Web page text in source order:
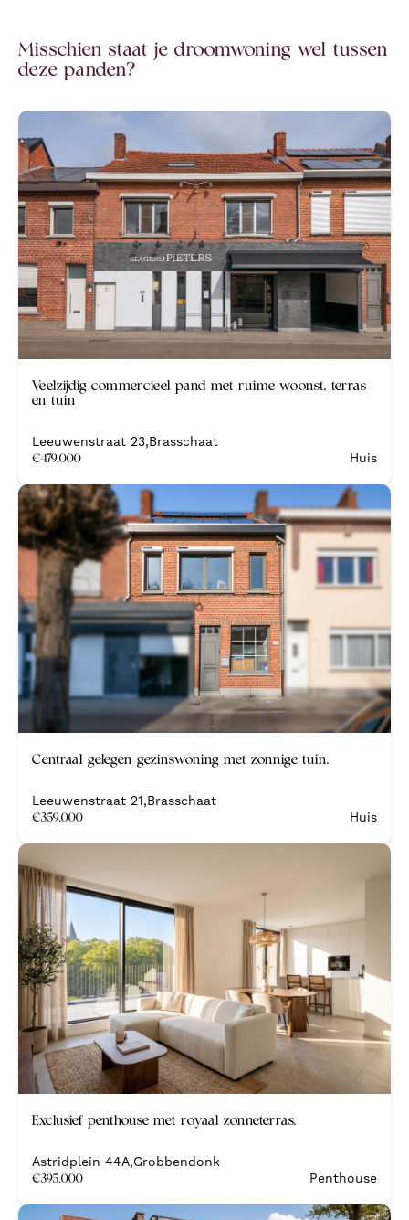
Misschien staat je droomwoning wel tussen
deze panden?
Veelzijdig commercieel pand met ruime woonst, terras
en tuin
Leeuwenstraat 23,Brasschaat
€479.000 Huis
Centraal gelegen gezinswoning met zonnige tuin.
Leeuwenstraat 21,Brasschaat
€359.000 Huis
Nieuwbouw
Exclusief penthouse met royaal zonneterras.
Astridplein 44A,Grobbendonk
€395.000 Penthouse